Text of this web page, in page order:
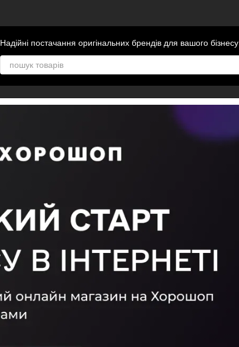
Надійні постачання оригінальних брендів для вашого бізнесу